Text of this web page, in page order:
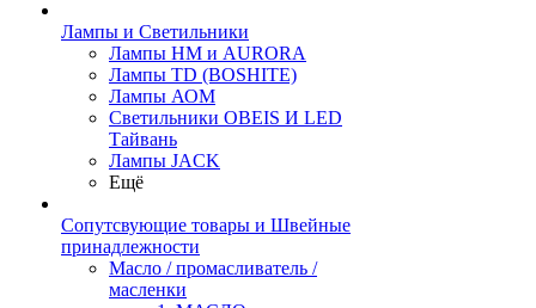
Лампы и Светильники
Лампы HM и AURORA
Лампы TD (BOSHITE)
Лампы АОМ
Светильники OBEIS И LED
Тайвань
Лампы JACK
Ещё
Сопутсвующие товары и Швейные
принадлежности
Масло / промасливатель /
масленки